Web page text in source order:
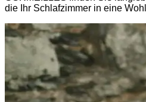
die Ihr Schlafzimmer in eine